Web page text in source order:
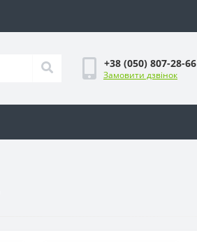
+38 (050) 807-28-66
Замовити дзвінок